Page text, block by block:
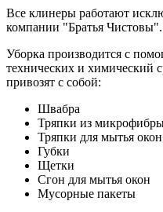
Все клинеры работают
компании "Братья Чистовы".
Уборка производится с
технических и химический
привозят с собой:
Швабра
Тряпки из
Тряпки для мытья окон
Губки
Щетки
Сгон для мытья окон
Мусорные пакеты